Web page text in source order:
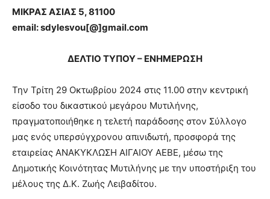
ΜΙΚΡΑΣ ΑΣΙΑΣ 5, 81100
email: sdylesvou[@]gmail.com
ΔΕΛΤΙΟ ΤΥΠΟΥ – ΕΝΗΜΕΡΩΣΗ
Την Τρίτη 29 Οκτωβρίου 2024 στις 11.00 στην κεντρική
είσοδο του δικαστικού μεγάρου Μυτιλήνης,
πραγματοποιήθηκε η τελετή παράδοσης στον Σύλλογο
μας ενός υπερσύγχρονου απινιδωτή, προσφορά της
εταιρείας ΑΝΑΚΥΚΛΩΣΗ ΑΙΓΑΙΟΥ ΑΕΒΕ, μέσω της
Δημοτικής Κοινότητας Μυτιλήνης με την υποστήριξη του
μέλους της Δ.Κ. Ζωής Λειβαδίτου.